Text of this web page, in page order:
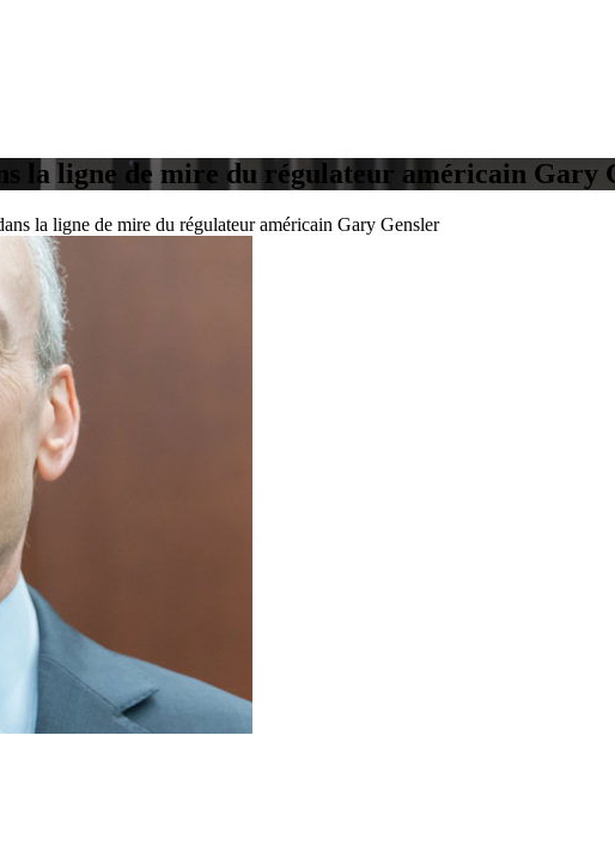
la ligne de mire du régulateur américain Gary
la ligne de mire du régulateur américain Gary Gensler